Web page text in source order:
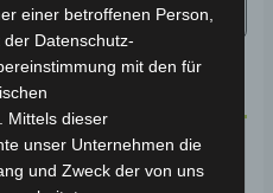
einer betroffenen Person,
Datenschutz-
mit den für
Mittels dieser
unser Unternehmen die
und Zweck der von uns